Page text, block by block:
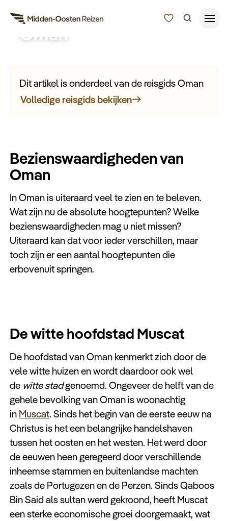
Type Reizen
Meer
Zoeken
Bezienswaardigheden
Oman
gezien moet hebben.
Dit artikel is onderdeel van de reisgids Oman
Volledige reisgids bekijken
Bezienswaardigheden van
Oman
In Oman is uiteraard veel te zien en te beleven.
Wat zijn nu de absolute hoogtepunten? Welke
bezienswaardigheden mag u niet missen?
Uiteraard kan dat voor ieder verschillen, maar
toch zijn er een aantal hoogtepunten die
erbovenuit springen.
De witte hoofdstad Muscat
De hoofdstad van Oman kenmerkt zich door de
vele witte huizen en wordt daardoor ook wel
de witte stadgenoemd. Ongeveer de helft van de
gehele bevolking van Oman is woonachtig
in Muscat. Sinds het begin van de eerste eeuw na
Christus is het een belangrijke handelshaven
tussen het oosten en het westen. Het werd door
de eeuwen heen geregeerd door verschillende
inheemse stammen en buitenlandse machten
zoals de Portugezen en de Perzen. Sinds Qaboos
Bin Said als sultan werd gekroond, heeft Muscat
een sterke economische groei doorgemaakt, wat